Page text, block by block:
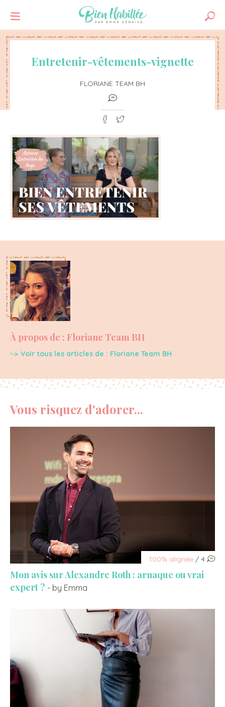
Entretenir-vêtements-vignette
FLORIANE TEAM BH
À propos de : Floriane Team BH
Voir tous les articles de : Floriane Team BH
Vous risquez d'adorer...
100% alignée / 4
Mon avis sur Alexandre Roth : arnaque ou vrai
expert ? - by Emma